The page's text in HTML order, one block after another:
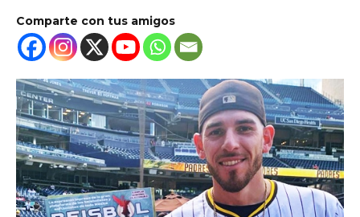
Comparte con tus amigos